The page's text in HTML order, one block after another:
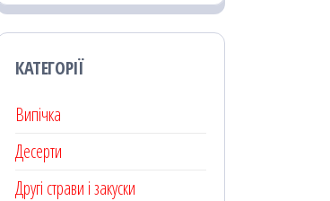
КАТЕГОРІЇ
Випічка
Десерти
Другі страви і закуски